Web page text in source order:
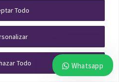
Todo
Todo
tasaciones de naves
Cañadillas
(Tarancón); El
San Clemente (San
(Horcajo de
Whatsapp